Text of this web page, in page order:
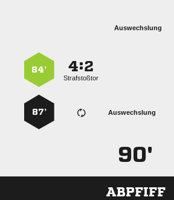
Auswechslung
:
Strafstoßtor
84’
Auswechslung
87’
90'
ABPFIFF